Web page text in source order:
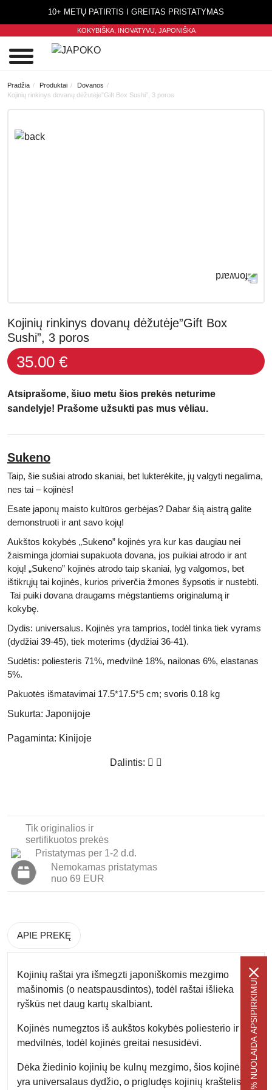
10+ METŲ PATIRTIS I GREITAS PRISTATYMAS
KOKYBIŠKA, INOVATYVU, JAPONIŠKA
Pradžia Produktai
Dovanos
Kojinių rinkinys dovanų dėžutėje”Gift Box Sushi”, 3 poros
Kojinių rinkinys dovanų dėžutėje”Gift Box
Sushi”, 3 poros
35.00 €
Atsiprašome, šiuo metu šios prekės neturime
sandelyje! Prašome užsukti pas mus vėliau.
Sukeno
Taip, šie sušiai atrodo skaniai, bet lukterėkite, jų valgyti negalima,
nes tai – kojinės!
Esate japonų maisto kultūros gerbėjas? Dabar šią aistrą galite
demonstruoti ir ant savo kojų!
Aukštos kokybės „Sukeno” kojinės yra kur kas daugiau nei
žaisminga įdomiai supakuota dovana, jos puikiai atrodo ir ant
kojų! „Sukeno” kojinės atrodo taip skaniai, lyg valgomos, bet
ištikrųjų tai kojinės, kurios priverčia žmones šypsotis ir nustebti.
Tai puiki dovana draugams mėgstantiems originalumą ir
kokybę.
Dydis: universalus. Kojinės yra tamprios, todėl tinka tiek vyrams
(dydžiai 39-45), tiek moterims (dydžiai 36-41).
Sudėtis: poliesteris 71%, medvilnė 18%, nailonas 6%, elastanas
5%.
Pakuotės išmatavimai 17.5*17.5*5 cm; svoris 0.18 kg
Sukurta: Japonijoje
Pagaminta: Kinijoje
Dalintis:
Tik originalios ir
sertifikuotos prekės
Pristatymas per 1-2 d.d.
Nemokamas pristatymas
nuo 69 EUR
APIE PREKĘ
Kojinių raštai yra išmegzti japoniškomis mezgimo
mašinomis (o neatspausdintos), todėl raštai išlieka
ryškūs net daug kartų skalbiant.
Kojinės numegztos iš aukštos kokybės poliesterio ir
medvilnės, todėl kojinės greitai nesusidėvi.
Dėka žiedinio kojinių be kulnų mezgimo, šios kojinės
yra universalaus dydžio, o prigludęs kojinių kraštelis -5% NUOLAIDA APSIPIRKIMUI